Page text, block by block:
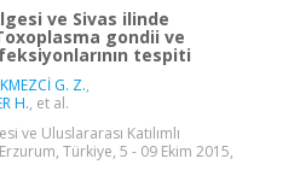
ve Sivas ilinde
gondii ve
tespiti
G. Z.,
H., et al.
ve Uluslararası Katılımlı
Türkiye, 5 - 09 Ekim 2015,